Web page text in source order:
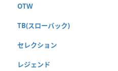
OTW
TB(スローバック)
セレクション
レジェンド